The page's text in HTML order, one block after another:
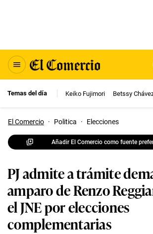
Temas del día Keiko Fujimori Betssy
El Comercio · Politica · Elecciones
Añadir El Comercio como fuente
PJ admite a trámite
amparo de Renzo
el JNE por elecciones
complementarias